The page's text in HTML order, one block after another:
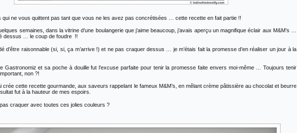
qui ne vous quittent pas tant que vous ne les avez pas concrétisées … cette recette en fait partie !!
semaines, dans la vitrine d’une boulangerie que j’aime beaucoup, j’avais aperçu un magnifique éclair aux M&M’s …
dessus … le coup de foudre !!
d’être raisonnable (si, si, ça m’arrive !) et ne pas craquer dessus … je m’étais fait la promesse d’en réaliser un jour à la
Gastronomiz et sa poche à douille fut l’excuse parfaite pour tenir la promesse faite envers moi-même … Toujours tenir
non ?!
crée cette recette gourmande, aux saveurs rappelant le fameux M&M’s, en mêlant crème pâtissière au chocolat et beurre
fut à la hauteur de mes espoirs.
craquer avec toutes ces jolies couleurs ?